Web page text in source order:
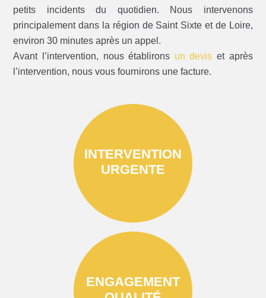
petits incidents du quotidien. Nous intervenons
principalement dans la région de Saint Sixte et de Loire,
environ 30 minutes après un appel.
Avant l’intervention, nous établirons un devis et après
l’intervention, nous vous fournirons une facture.
INTERVENTION
URGENTE
ENGAGEMENT